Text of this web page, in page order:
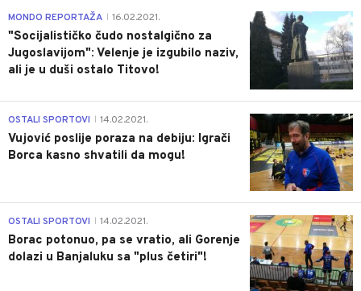
4
MONDO REPORTAŽA 16.02.2021.
"Socijalističko čudo nostalgično za
Jugoslavijom": Velenje je izgubilo naziv,
ali je u duši ostalo Titovo!
1
OSTALI SPORTOVI 14.02.2021.
Vujović poslije poraza na debiju: Igrači
Borca kasno shvatili da mogu!
3
OSTALI SPORTOVI 14.02.2021.
Borac potonuo, pa se vratio, ali Gorenje
dolazi u Banjaluku sa "plus četiri"!